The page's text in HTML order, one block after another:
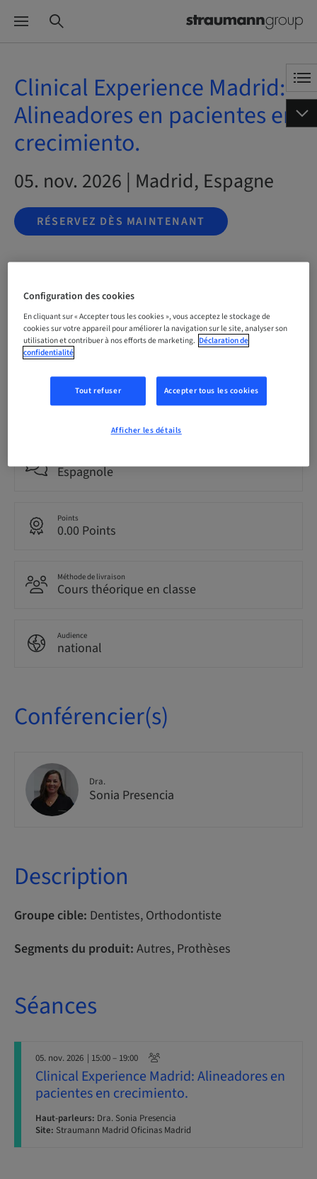
Clinical Experience Madrid:
Alineadores en pacientes en
crecimiento.
05. nov. 2026 | Madrid, Espagne
RÉSERVEZ DÈS MAINTENANT
Réservation possible
Date limite d’inscription
05. nov. 2026 (UTC+1)
Espagnole
Points
0.00 Points
Méthode de livraison
Cours théorique en classe
Audience
national
Conférencier(s)
Dra.
Sonia Presencia
Description
Groupe cible: Dentistes, Orthodontiste
Segments du produit: Autres, Prothèses
Séances
05. nov. 2026 | 15:00 – 19:00
Clinical Experience Madrid: Alineadores en
pacientes en crecimiento.
Haut-parleurs: Dra. Sonia Presencia
Site: Straumann Madrid Oficinas Madrid
Configuration des cookies
En cliquant sur « Accepter tous les cookies », vous acceptez le stockage de
cookies sur votre appareil pour améliorer la navigation sur le site, analyser son
utilisation et contribuer à nos efforts de marketing. Déclaration de
confidentialité
Tout refuser Accepter tous les cookies
Afficher les détails